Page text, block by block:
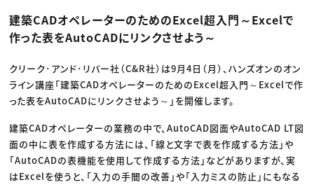
編集・ライティング
マーケティング
ディレクション
業界解説・キャリア事情
Webクリエイター
アプリクリエイター
ゲームクリエイター
映像クリエイター
クリエイターインタビュー
C＆R Magazine
セミナー
ニュース・トレンド トップ
Web
映像
ゲーム・エンタメ
出版
CREATIVE VILLAGEからのお知らせ
プロフェッショナル×つながる×メディア
建築CADオペレーターのためのExcel超入門～Excelで
作った表をAutoCADにリンクさせよう～
クリーク･アンド･リバー社（C&R社）は9月4日（月）、ハンズオンのオン
ライン講座「建築CADオペレーターのためのExcel超入門～Excelで作
った表をAutoCADにリンクさせよう～」を開催します。
建築CADオペレーターの業務の中で、AutoCAD図面やAutoCAD LT図
面の中に表を作成する方法には、「線と文字で表を作成する方法」や
「AutoCADの表機能を使用して作成する方法」などがありますが、実
はExcelを使うと、「入力の手間の改善」や「入力ミスの防止」にもなる